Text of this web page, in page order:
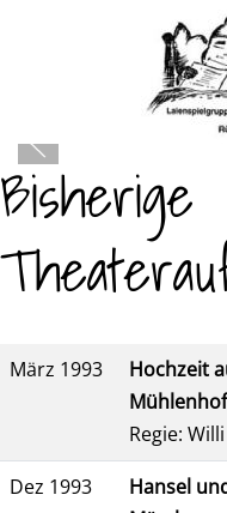
Mobile Menu Toggle
Bisherige
März 1993
Hochzeit
Mühlenhof
Regie:
Dez 1993
Hansel